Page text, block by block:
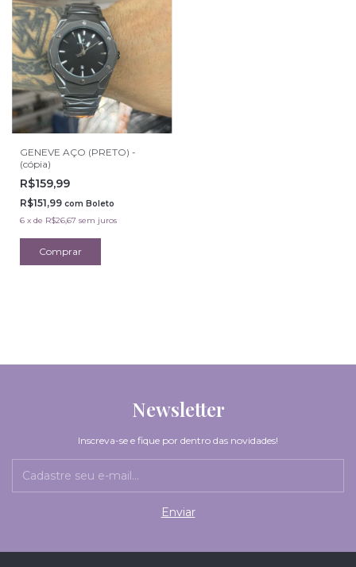
GENEVE AÇO (PRETO) -
(cópia)
R$159,99
R$151,99 com Boleto
6 x de R$26,67 sem juros
Newsletter
Inscreva-se e fique por dentro das novidades!